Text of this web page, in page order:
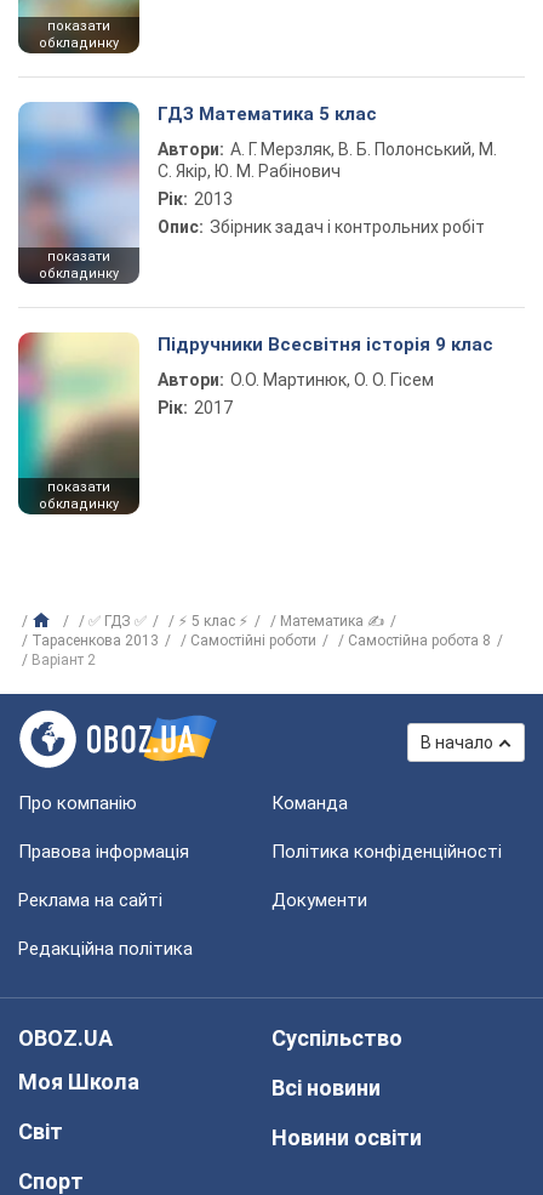
показати
обкладинку
показати
обкладинку
ГДЗ Математика 5 клас
Автори: А. Г. Мерзляк, В. Б. Полонський, М.
С. Якір, Ю. М. Рабінович
Рік: 2013
Опис: Збірник задач і контрольних робіт
показати
обкладинку
Підручники Всесвітня історія 9 клас
Автори: О.О. Мартинюк, О. О. Гісем
Рік: 2017
✅ ГДЗ ✅ ⚡ 5 клас ⚡
Математика ✍
Тарасенкова 2013
Самостійні роботи
Самостійна робота 8
Варіант 2
В начало
Про компанію Команда
Правова інформація Політика конфіденційності
Реклама на сайті Документи
Редакційна політика
OBOZ.UA
Моя Школа
Світ
Спорт
Суспільство
Всі новини
Новини освіти